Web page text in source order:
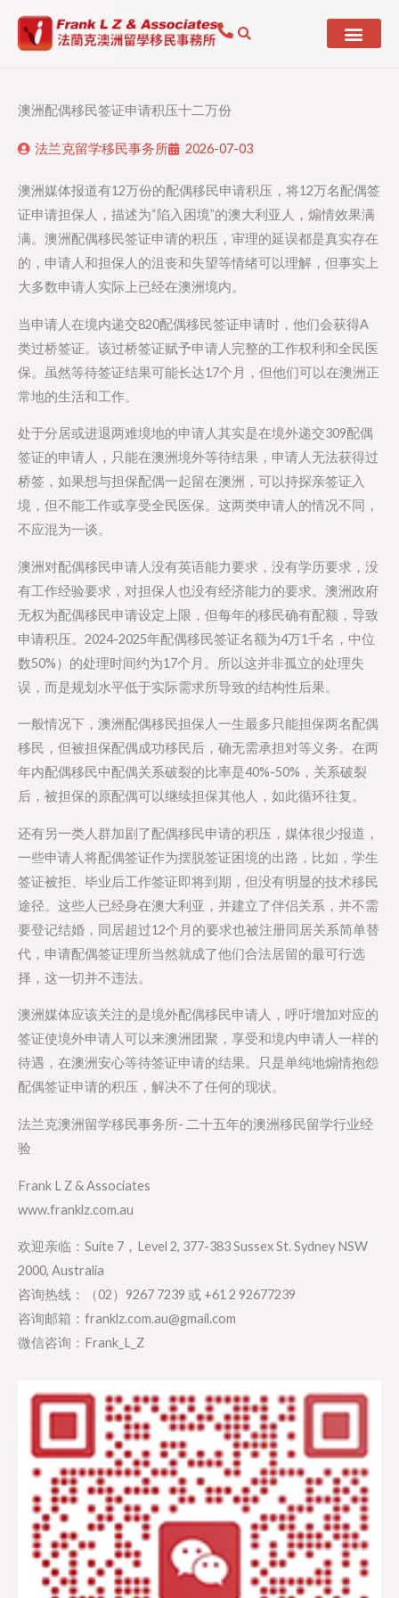
澳洲配偶移民签证申请积压十二万份
法兰克留学移民事务所 2026-07-03
澳洲媒体报道有12万份的配偶移民申请积压，将12万名配偶签
证申请担保人，描述为“陷入困境”的澳大利亚人，煽情效果满
满。澳洲配偶移民签证申请的积压，审理的延误都是真实存在
的，申请人和担保人的沮丧和失望等情绪可以理解，但事实上
大多数申请人实际上已经在澳洲境内。
当申请人在境内递交820配偶移民签证申请时，他们会获得A
类过桥签证。该过桥签证赋予申请人完整的工作权利和全民医
保。虽然等待签证结果可能长达17个月，但他们可以在澳洲正
常地的生活和工作。
处于分居或进退两难境地的申请人其实是在境外递交309配偶
签证的申请人，只能在澳洲境外等待结果，申请人无法获得过
桥签，如果想与担保配偶一起留在澳洲，可以持探亲签证入
境，但不能工作或享受全民医保。这两类申请人的情况不同，
不应混为一谈。
澳洲对配偶移民申请人没有英语能力要求，没有学历要求，没
有工作经验要求，对担保人也没有经济能力的要求。澳洲政府
无权为配偶移民申请设定上限，但每年的移民确有配额，导致
申请积压。2024-2025年配偶移民签证名额为4万1千名，中位
数50%）的处理时间约为17个月。所以这并非孤立的处理失
误，而是规划水平低于实际需求所导致的结构性后果。
一般情况下，澳洲配偶移民担保人一生最多只能担保两名配偶
移民，但被担保配偶成功移民后，确无需承担对等义务。在两
年内配偶移民中配偶关系破裂的比率是40%-50%，关系破裂
后，被担保的原配偶可以继续担保其他人，如此循环往复。
还有另一类人群加剧了配偶移民申请的积压，媒体很少报道，
一些申请人将配偶签证作为摆脱签证困境的出路，比如，学生
签证被拒、毕业后工作签证即将到期，但没有明显的技术移民
途径。这些人已经身在澳大利亚，并建立了伴侣关系，并不需
要登记结婚，同居超过12个月的要求也被注册同居关系简单替
代，申请配偶签证理所当然就成了他们合法居留的最可行选
择，这一切并不违法。
澳洲媒体应该关注的是境外配偶移民申请人，呼吁增加对应的
签证使境外申请人可以来澳洲团聚，享受和境内申请人一样的
待遇，在澳洲安心等待签证申请的结果。只是单纯地煽情抱怨
配偶签证申请的积压，解决不了任何的现状。
法兰克澳洲留学移民事务所- 二十五年的澳洲移民留学行业经
验
Frank L Z & Associates
www.franklz.com.au
欢迎亲临：Suite 7，Level 2, 377-383 Sussex St. Sydney NSW
2000, Australia
咨询热线：（02）9267 7239 或 +61 2 92677239
咨询邮箱：franklz.com.au@gmail.com
微信咨询：Frank_L_Z